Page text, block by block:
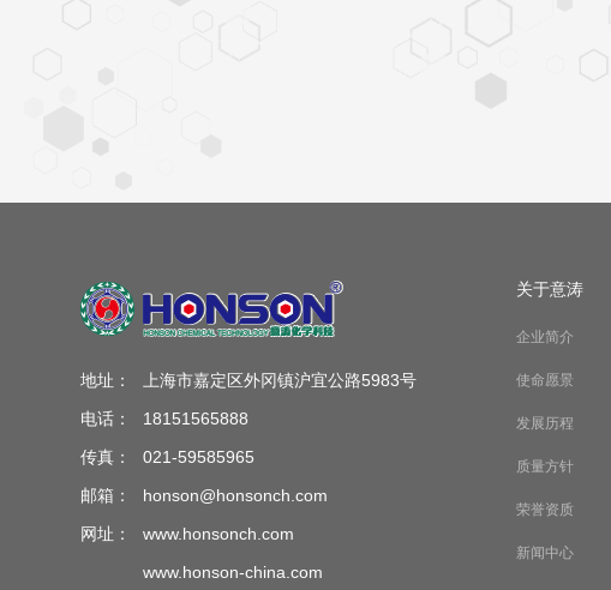
地址：
上海市嘉定区外冈镇沪宜公路5983号
电话：
18151565888
传真：
021-59585965
邮箱：
honson@honsonch.com
网址：
www.honsonch.com
www.honson-china.com
关于意涛
企业简介
使命愿景
发展历程
质量方针
荣誉资质
新闻中心